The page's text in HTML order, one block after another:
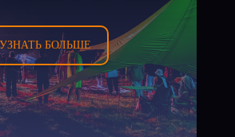
УЗНАТЬ БОЛЬШЕ